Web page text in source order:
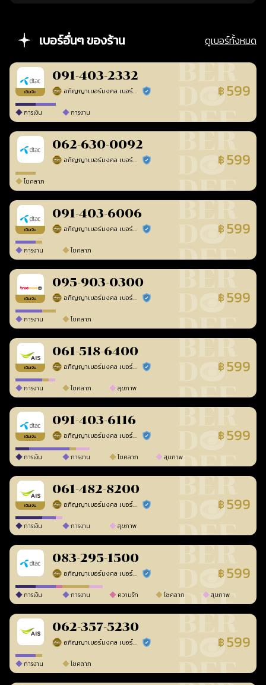
เบอร์อื่นๆ ของร้าน ดูเบอร์ทั้งหมด
เติมเงิน
091-403-2332
อภิญญาเบอร์มงคล เบอร์สวยเลขศาสตร์ ร้านยืนยันแล้ว ฿ 599
การเงิน การงาน
062-630-0092
อภิญญาเบอร์มงคล เบอร์สวยเลขศาสตร์ ร้านยืนยันแล้ว ฿ 599
โชคลาภ
เติมเงิน
091-403-6006
อภิญญาเบอร์มงคล เบอร์สวยเลขศาสตร์ ร้านยืนยันแล้ว ฿ 599
การงาน โชคลาภ
เติมเงิน
095-903-0300
อภิญญาเบอร์มงคล เบอร์สวยเลขศาสตร์ ร้านยืนยันแล้ว ฿ 599
การงาน โชคลาภ
เติมเงิน
061-518-6400
อภิญญาเบอร์มงคล เบอร์สวยเลขศาสตร์ ร้านยืนยันแล้ว ฿ 599
การงาน โชคลาภ สุขภาพ
เติมเงิน
091-403-6116
อภิญญาเบอร์มงคล เบอร์สวยเลขศาสตร์ ร้านยืนยันแล้ว ฿ 599
การเงิน การงาน โชคลาภ สุขภาพ
เติมเงิน
061-482-8200
อภิญญาเบอร์มงคล เบอร์สวยเลขศาสตร์ ร้านยืนยันแล้ว ฿ 599
การเงิน การงาน สุขภาพ
083-295-1500
อภิญญาเบอร์มงคล เบอร์สวยเลขศาสตร์ ร้านยืนยันแล้ว ฿ 599
การเงิน การงาน ความรัก โชคลาภ สุขภาพ
062-357-5230
อภิญญาเบอร์มงคล เบอร์สวยเลขศาสตร์ ร้านยืนยันแล้ว ฿ 599
การงาน โชคลาภ